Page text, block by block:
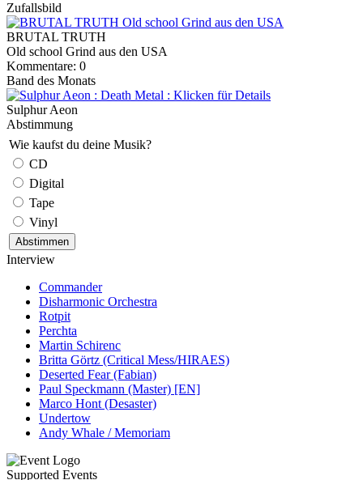
Zufallsbild
BRUTAL TRUTH
Old school Grind aus den USA
Kommentare: 0
Band des Monats
Sulphur Aeon
Abstimmung
Wie kaufst du deine Musik?
CD
Digital
Tape
Vinyl
Interview
Commander
Disharmonic Orchestra
Rotpit
Perchta
Martin Schirenc
Britta Görtz (Critical Mess/HIRAES)
Deserted Fear (Fabian)
Paul Speckmann (Master) [EN]
Marco Hont (Desaster)
Undertow
Andy Whale / Memoriam
Supported Events